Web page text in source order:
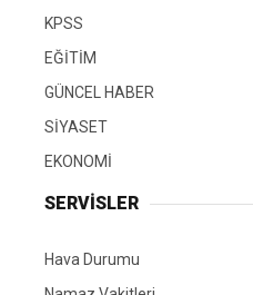
KPSS
EĞİTİM
GÜNCEL HABER
SİYASET
EKONOMİ
SERVİSLER
Hava Durumu